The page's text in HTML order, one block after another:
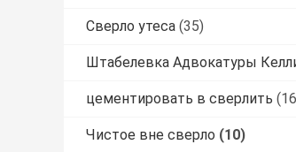
Сверло утеса (35)
Штабелевка Адвокатуры
цементировать в сверлить
Чистое вне сверло (10)